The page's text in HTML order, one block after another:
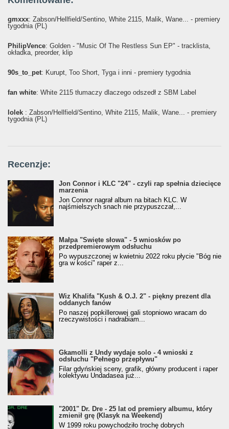
gmxxx: Żabson/Hellfield/Sentino, White 2115, Malik, Wane... - premiery
tygodnia (PL)
PhilipVence: Golden - "Music Of The Restless Sun EP" - tracklista,
okładka, preorder, klip
90s_to_pet: Kurupt, Too Short, Tyga i inni - premiery tygodnia
fan white: White 2115 tłumaczy dlaczego odszedł z SBM Label
lolek : Żabson/Hellfield/Sentino, White 2115, Malik, Wane... - premiery
tygodnia (PL)
Recenzje:
Jon Connor i KLC "24" - czyli rap spełnia dziecięce
marzenia
Jon Connor nagrał album na bitach KLC. W
najśmielszych snach nie przypuszczał,...
Małpa "Święte słowa" - 5 wniosków po
przedpremierowym odsłuchu
Po wypuszczonej w kwietniu 2022 roku płycie "Bóg nie
gra w kości" raper z...
Wiz Khalifa "Kush & O.J. 2" - piękny prezent dla
oddanych fanów
Po naszej popkillerowej gali stopniowo wracam do
rzeczywistości i nadrabiam...
Gkamolli z Undy wydaje solo - 4 wnioski z
odsłuchu "Pełnego przepływu"
Filar gdyńskiej sceny, grafik, główny producent i raper
kolektywu Undadasea już...
"2001" Dr. Dre - 25 lat od premiery albumu, który
zmienił grę (Klasyk na Weekend)
W 1999 roku powychodziło trochę dobrych